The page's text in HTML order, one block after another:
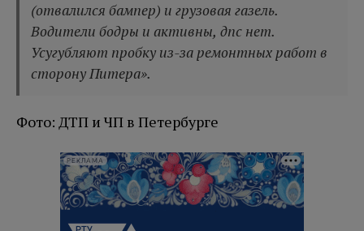
(отвалился бампер) и грузовая газель.
Водители бодры и активны, дпс нет.
Усугубляют пробку из-за ремонтных работ в
сторону Питера».
Фото: ДТП и ЧП в Петербурге
РЕКЛАМА